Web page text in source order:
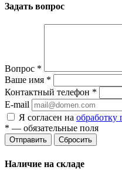
Задать вопрос
Вопрос *
Ваше имя *
Контактный телефон *
E-mail
Я согласен на обработку
* — обязательные поля
Сбросить
Наличие на складе